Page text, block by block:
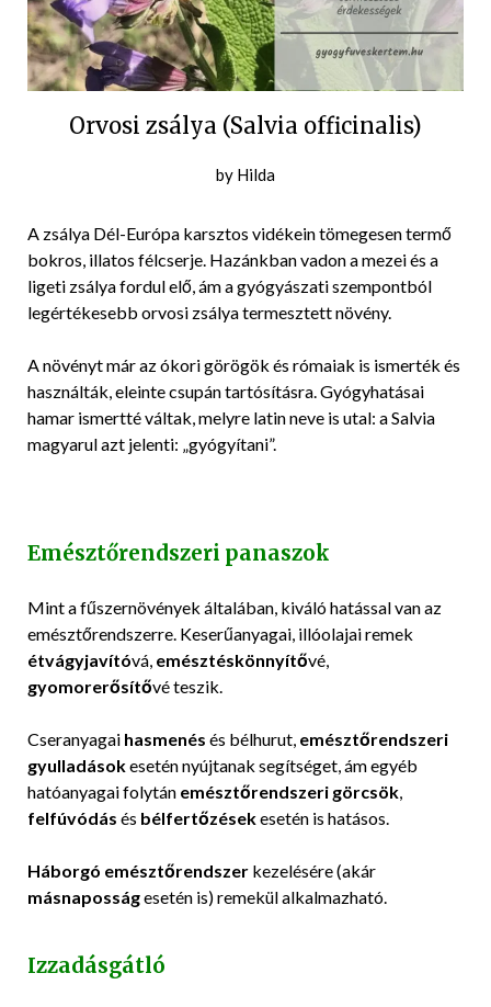
Orvosi zsálya (Salvia officinalis)
Posted
2016-
06-
30
by Hilda
A zsálya Dél-Európa karsztos vidékein tömegesen termő
bokros, illatos félcserje. Hazánkban vadon a mezei és a
ligeti zsálya fordul elő, ám a gyógyászati szempontból
legértékesebb orvosi zsálya termesztett növény.
A növényt már az ókori görögök és rómaiak is ismerték és
használták, eleinte csupán tartósításra. Gyógyhatásai
hamar ismertté váltak, melyre latin neve is utal: a Salvia
magyarul azt jelenti: „gyógyítani”.
Emésztőrendszeri panaszok
Mint a fűszernövények általában, kiváló hatással van az
emésztőrendszerre. Keserűanyagai, illóolajai remek
étvágyjavítóvá, emésztéskönnyítővé,
gyomorerősítővé teszik.
Cseranyagai hasmenés és bélhurut, emésztőrendszeri
gyulladásokesetén nyújtanak segítséget, ám egyéb
hatóanyagai folytán emésztőrendszeri görcsök
felfúvódás és bélfertőzésekesetén is hatásos.
Háborgó emésztőrendszer kezelésére (akár
másnaposságesetén is) remekül alkalmazható.
Izzadásgátló